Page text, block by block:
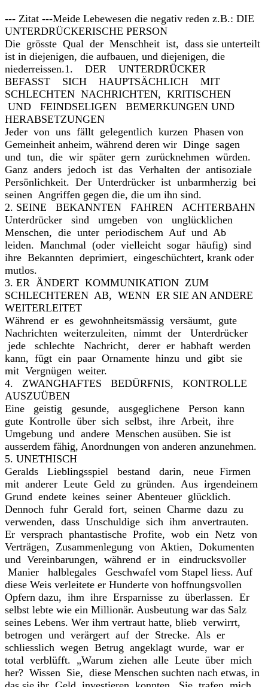
--- Zitat ---Meide Lebewesen die negativ reden z.B.: DIE
UNTERDRÜCKERISCHE PERSON
Die grösste Qual der Menschheit ist, dass sie unterteilt
ist in diejenigen, die aufbauen, und diejenigen, die
niederreissen.1. DER UNTERDRÜCKER
BEFASST SICH HAUPTSÄCHLICH MIT
SCHLECHTEN NACHRICHTEN, KRITISCHEN
UND FEINDSELIGEN BEMERKUNGEN UND
HERABSETZUNGEN
Jeder von uns fällt gelegentlich kurzen Phasen von
Gemeinheit anheim, während deren wir Dinge sagen
und tun, die wir später gern zurücknehmen würden.
Ganz anders jedoch ist das Verhalten der antisoziale
Persönlichkeit. Der Unterdrücker ist unbarmherzig bei
seinen Angriffen gegen die, die um ihn sind.
2. SEINE BEKANNTEN FAHREN ACHTERBAHN
Unterdrücker sind umgeben von unglücklichen
Menschen, die unter periodischem Auf und Ab
leiden. Manchmal (oder vielleicht sogar häufig) sind
ihre Bekannten deprimiert, eingeschüchtert, krank oder
mutlos.
3. ER ÄNDERT KOMMUNIKATION ZUM
SCHLECHTEREN AB, WENN ER SIE AN ANDERE
WEITERLEITET
Während er es gewohnheitsmässig versäumt, gute
Nachrichten weiterzuleiten, nimmt der Unterdrücker
jede schlechte Nachricht, derer er habhaft werden
kann, fügt ein paar Ornamente hinzu und gibt sie
mit Vergnügen weiter.
4. ZWANGHAFTES BEDÜRFNIS, KONTROLLE
AUSZUÜBEN
Eine geistig gesunde, ausgeglichene Person kann
gute Kontrolle über sich selbst, ihre Arbeit, ihre
Umgebung und andere Menschen ausüben. Sie ist
ausserdem fähig, Anordnungen von anderen anzunehmen.
5. UNETHISCH
Geralds Lieblingsspiel bestand darin, neue Firmen
mit anderer Leute Geld zu gründen. Aus irgendeinem
Grund endete keines seiner Abenteuer glücklich.
Dennoch fuhr Gerald fort, seinen Charme dazu zu
verwenden, dass Unschuldige sich ihm anvertrauten.
Er versprach phantastische Profite, wob ein Netz von
Verträgen, Zusammenlegung von Aktien, Dokumenten
und Vereinbarungen, während er in eindrucksvoller
Manier halblegales Geschwafel vom Stapel liess. Auf
diese Weis verleitete er Hunderte von hoffnungsvollen
Opfern dazu, ihm ihre Ersparnisse zu überlassen. Er
selbst lebte wie ein Millionär. Ausbeutung war das Salz
seines Lebens. Wer ihm vertraut hatte, blieb verwirrt,
betrogen und verärgert auf der Strecke. Als er
schliesslich wegen Betrug angeklagt wurde, war er
total verblüfft. „Warum ziehen alle Leute über mich
her? Wissen Sie, diese Menschen suchten nach etwas, in